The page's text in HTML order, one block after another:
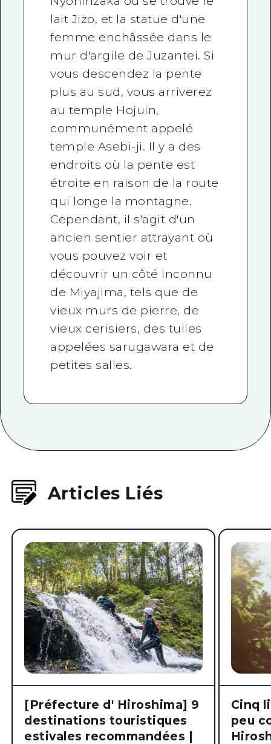
lait Jizo, et la statue d'une
femme enchâssée dans le
mur d'argile de Juzantei. Si
vous descendez la pente
plus au sud, vous arriverez
au temple Hojuin,
communément appelé
temple Asebi-ji. Il y a des
endroits où la pente est
étroite en raison de la route
qui longe la montagne.
Cependant, il s'agit d'un
ancien sentier attrayant où
vous pouvez voir et
découvrir un côté inconnu
de Miyajima, tels que de
vieux murs de pierre, de
vieux cerisiers, des tuiles
appelées sarugawara et de
petites salles.
Articles Liés
[Préfecture d' Hiroshima] 9
destinations touristiques
estivales recommandées |
Cinq
peu